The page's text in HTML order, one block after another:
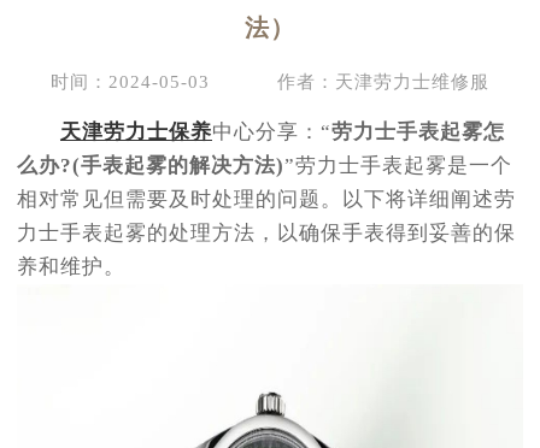
法）
时间：2024-05-03 作者：天津劳力士维修服
天津劳力士保养中心分享：“劳力士手表起雾怎
么办?(手表起雾的解决方法)”劳力士手表起雾是一个
相对常见但需要及时处理的问题。以下将详细阐述劳
力士手表起雾的处理方法，以确保手表得到妥善的保
养和维护。